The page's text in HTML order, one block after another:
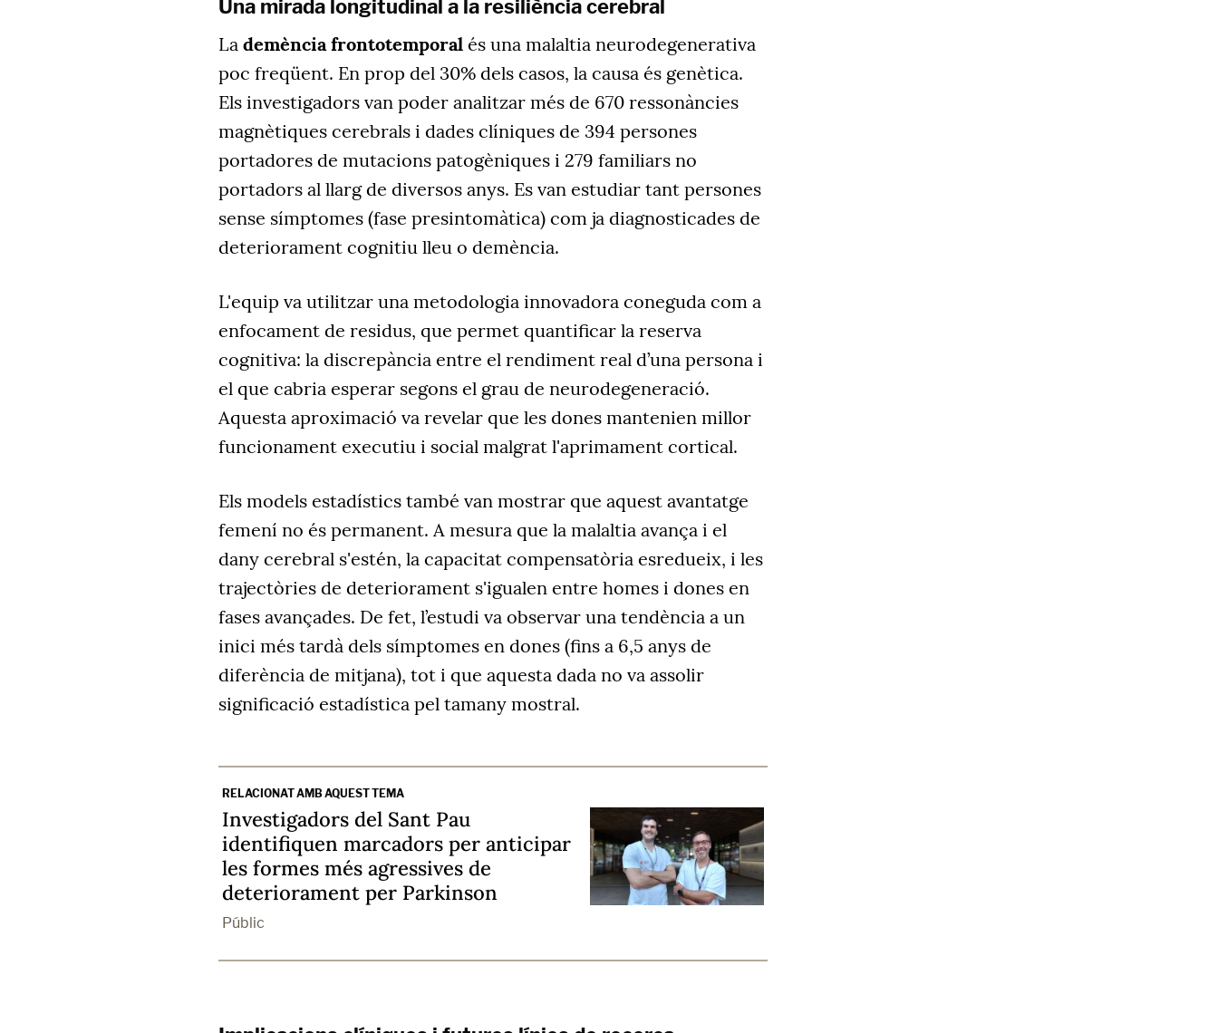
Una mirada longitudinal a la resiliència cerebral
La demència frontotemporal és una malaltia neurodegenerativa
poc freqüent. En prop del 30% dels casos, la causa és genètica.
Els investigadors van poder analitzar més de 670 ressonàncies
magnètiques cerebrals i dades clíniques de 394 persones
portadores de mutacions patogèniques i 279 familiars no
portadors al llarg de diversos anys. Es van estudiar tant persones
sense símptomes (fase presintomàtica) com ja diagnosticades de
deteriorament cognitiu lleu o demència.
L'equip va utilitzar una metodologia innovadora coneguda com a
enfocament de residus, que permet quantificar la reserva
cognitiva: la discrepància entre el rendiment real d’una persona i
el que cabria esperar segons el grau de neurodegeneració.
Aquesta aproximació va revelar que les dones mantenien millor
funcionament executiu i social malgrat l'aprimament cortical.
Els models estadístics també van mostrar que aquest avantatge
femení no és permanent. A mesura que la malaltia avança i el
dany cerebral s'estén, la capacitat compensatòria esredueix, i les
trajectòries de deteriorament s'igualen entre homes i dones en
fases avançades. De fet, l’estudi va observar una tendència a un
inici més tardà dels símptomes en dones (fins a 6,5 anys de
diferència de mitjana), tot i que aquesta dada no va assolir
significació estadística pel tamany mostral.
RELACIONAT AMB AQUEST TEMA
Investigadors del Sant Pau
identifiquen marcadors per anticipar
les formes més agressives de
deteriorament per Parkinson
Públic